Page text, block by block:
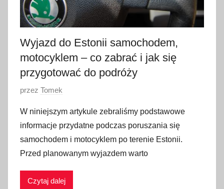
2
0
3
Wyjazd do Estonii samochodem,
motocyklem – co zabrać i jak się
przygotować do podróży
O
u
b
l
i
przez Tomek
W niniejszym artykule zebraliśmy podstawowe
informacje przydatne podczas poruszania się
samochodem i motocyklem po terenie Estonii.
Przed planowanym wyjazdem warto
Czytaj dalej